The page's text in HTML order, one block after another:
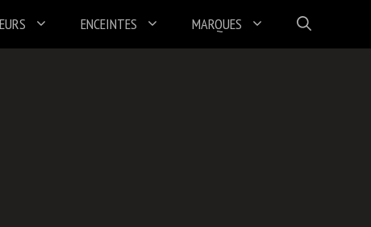
ENCEINTES MARQUES